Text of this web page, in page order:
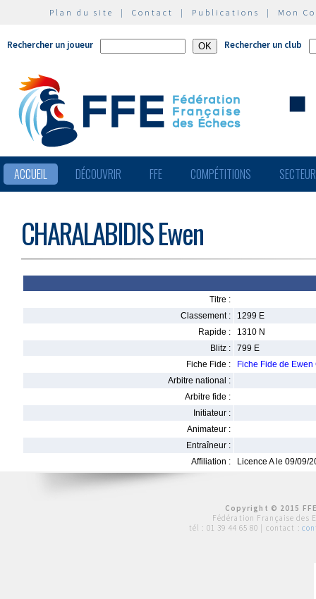
Plan du site | Contact | Publications | Mon
Rechercher un joueur Rechercher un club
ACCUEIL DÉCOUVRIR FFE COMPÉTITIONS
CHARALABIDIS Ewen
Titre :
Classement :
1299 E
Rapide :
1310 N
Blitz :
799 E
Fiche Fide :
Fiche Fide de
Arbitre national :
Arbitre fide :
Initiateur :
Animateur :
Entraîneur :
Affiliation :
Licence A le 09/09/
Copyright © 2015
Fédération Française des
tél : 01 39 44 65 80 | contact :